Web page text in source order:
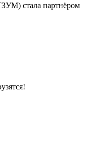
стала партнёром